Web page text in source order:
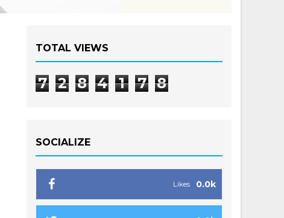
TOTAL VIEWS
7 2 8 4 1 7 8
SOCIALIZE
0.0k
Likes